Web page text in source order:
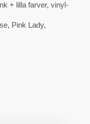
+ lilla farver, vinyl-
Pink Lady,